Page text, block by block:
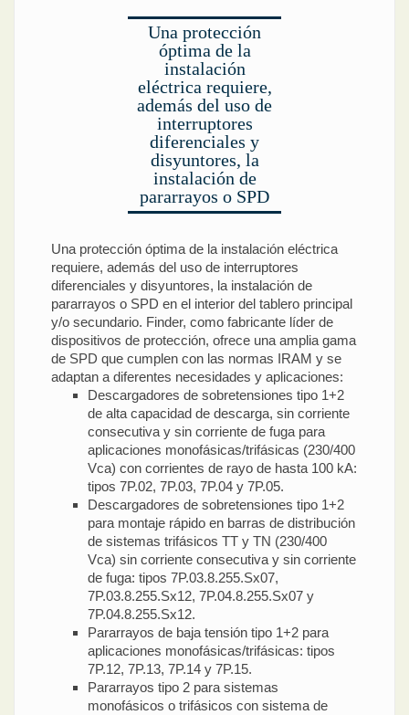
Una protección
óptima de la
instalación
eléctrica requiere,
además del uso de
interruptores
diferenciales y
disyuntores, la
instalación de
pararrayos o SPD
Una protección óptima de la instalación eléctrica
requiere, además del uso de interruptores
diferenciales y disyuntores, la instalación de
pararrayos o SPD en el interior del tablero principal
y/o secundario. Finder, como fabricante líder de
dispositivos de protección, ofrece una amplia gama
de SPD que cumplen con las normas IRAM y se
adaptan a diferentes necesidades y aplicaciones:
Descargadores de sobretensiones tipo 1+2
de alta capacidad de descarga, sin corriente
consecutiva y sin corriente de fuga para
aplicaciones monofásicas/trifásicas (230/400
Vca) con corrientes de rayo de hasta 100 kA:
tipos 7P.02, 7P.03, 7P.04 y 7P.05.
Descargadores de sobretensiones tipo 1+2
para montaje rápido en barras de distribución
de sistemas trifásicos TT y TN (230/400
Vca) sin corriente consecutiva y sin corriente
de fuga: tipos 7P.03.8.255.Sx07,
7P.03.8.255.Sx12, 7P.04.8.255.Sx07 y
7P.04.8.255.Sx12.
Pararrayos de baja tensión tipo 1+2 para
aplicaciones monofásicas/trifásicas: tipos
7P.12, 7P.13, 7P.14 y 7P.15.
Pararrayos tipo 2 para sistemas
monofásicos o trifásicos con sistema de